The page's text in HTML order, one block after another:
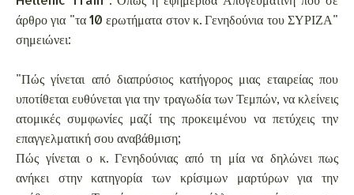
άρθρο για "τα 10 ερωτήματα στον κ. Γενηδούνια του ΣΥΡΙΖΑ"
σημειώνει:
"Πώς γίνεται από διαπρύσιος κατήγορος μιας εταιρείας που
υποτίθεται ευθύνεται για την τραγωδία των Τεμπών, να κλείνεις
ατομικές συμφωνίες μαζί της προκειμένου να πετύχεις την
επαγγελματική σου αναβάθμιση;
Πώς γίνεται ο κ. Γενηδούνιας από τη μία να δηλώνει πως
ανήκει στην κατηγορία των κρίσιμων μαρτύρων για την